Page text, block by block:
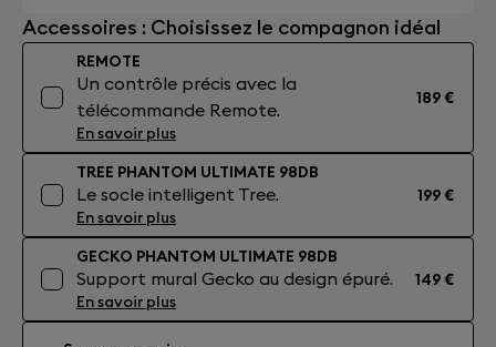
Accessoires : Choisissez le compagnon idéal
REMOTE
Un contrôle précis avec la
télécommande Remote.
En savoir plus
189 €
TREE PHANTOM ULTIMATE 98DB
Le socle intelligent Tree.
En savoir plus
199 €
GECKO PHANTOM ULTIMATE 98DB
Support mural Gecko au design épuré.
En savoir plus
149 €